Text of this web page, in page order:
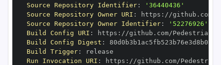
Source Repository Identifier:
'36440436'
Source Repository Owner URI : https :
Source Repository Owner Identifier:
'52276926'
Build Config URI : https :
Build Config Digest :
Build Trigger:
Run Invocation URI : https :